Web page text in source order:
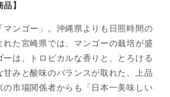
】
マンゴー」。沖縄県よりも日照時間の
れた宮崎県では、マンゴーの栽培が盛
ーは、トロピカルな香りと、とろける
甘みと酸味のバランスが取れた、上品
の市場関係者からも「日本一美味しい